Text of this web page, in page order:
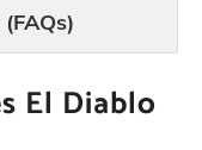
El Diablo